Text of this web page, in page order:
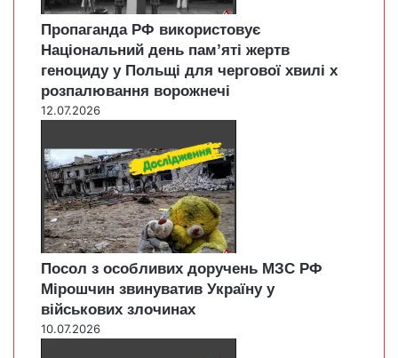
Пропаганда РФ використовує
Національний день пам’яті жертв
геноциду у Польщі для чергової хвилі х
розпалювання ворожнечі
12.07.2026
Посол з особливих доручень МЗС РФ
Мірошчин звинуватив Україну у
військових злочинах
10.07.2026